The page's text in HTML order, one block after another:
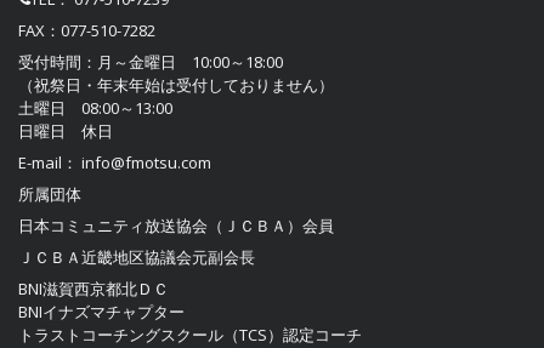
FAX：077-510-7282
受付時間：月～金曜日 10:00～18:00
（祝祭日・年末年始は受付しておりません）
土曜日 08:00～13:00
日曜日 休日
E-mail： info@fmotsu.com
所属団体
日本コミュニティ放送協会（ＪＣＢＡ） 会員
ＪＣＢＡ近畿地区協議会元副会長
BNI滋賀西京都北ＤＣ
BNIイナズマチャプター
トラストコーチングスクール（TCS）認定コーチ